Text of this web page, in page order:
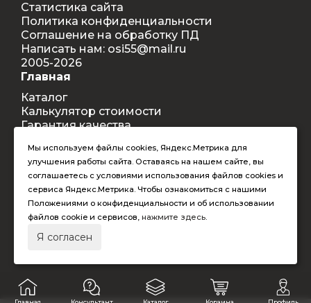
Статистика сайта
Политика конфиденциальности
Соглашение на обработку ПД
Написать нам: osi55@mail.ru
2005-2026
Главная
Каталог
Калькулятор стоимости
Гарантия качества
Контакты
Покупателям
Способы оплаты
Условия оформления заказа
Таблица допустимых размеров
Мы используем файлы cookies, Яндекс.Метрика для
улучшения работы сайта. Оставаясь на нашем сайте, вы
соглашаетесь с условиями использования файлов cookies и
сервиса Яндекс.Метрика. Чтобы ознакомиться с нашими
Положениями о конфиденциальности и об использовании
файлов cookie и сервисов, нажмите здесь.
Я согласен